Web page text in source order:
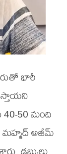
భారీ
40-50 మంది
మహ్మద్ అజీమ్